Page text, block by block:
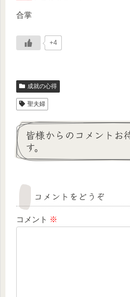
合掌
+4
成就の心得
聖夫婦
皆様からのコメントお
す。
コメントをどうぞ
コメント ※